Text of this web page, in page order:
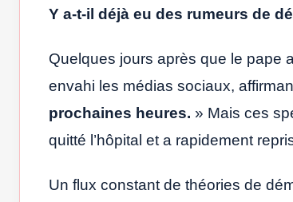
Y a-t-il déjà eu des rumeurs de
Quelques jours après que le pape
envahi les médias sociaux,
prochaines heures. » Mais ces
quitté l’hôpital et a rapidement
Un flux constant de théories de